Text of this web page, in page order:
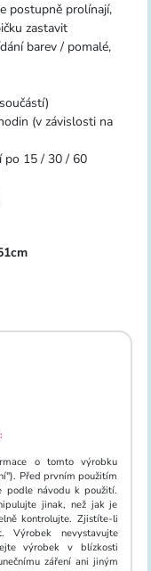
postupně prolínají,
zastavit
barev / pomalé,
(v závislosti na
po 15 / 30 / 60
o tomto výrobku
Před prvním použitím
podle návodu k použití.
jinak, než jak je
kontrolujte. Zjistíte-li
Výrobek nevystavujte
výrobek v blízkosti
záření ani jiným